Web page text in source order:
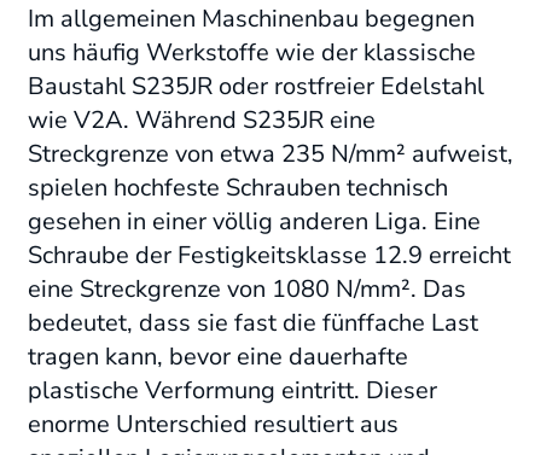
Im allgemeinen Maschinenbau begegnen
uns häufig Werkstoffe wie der klassische
Baustahl S235JR oder rostfreier Edelstahl
wie V2A. Während S235JR eine
Streckgrenze von etwa 235 N/mm² aufweist,
spielen hochfeste Schrauben technisch
gesehen in einer völlig anderen Liga. Eine
Schraube der Festigkeitsklasse 12.9 erreicht
eine Streckgrenze von 1080 N/mm². Das
bedeutet, dass sie fast die fünffache Last
tragen kann, bevor eine dauerhafte
plastische Verformung eintritt. Dieser
enorme Unterschied resultiert aus